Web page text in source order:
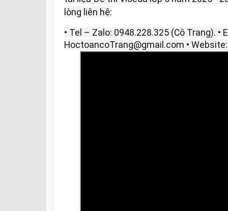
lòng liên hệ:
• Tel – Zalo: 0948.228.325 (Cô Trang). •
HoctoancoTrang@gmail.com •